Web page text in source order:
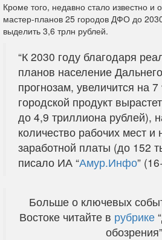
Кроме того, недавно стало известно и
мастер-планов 25 городов ДФО до
выделить 3,6 трлн рублей.
“К 2030 году благодаря
планов население
прогнозам, увеличится на
городской продукт
до 4,9 триллиона рублей),
количество рабочих мест и
заработной платы (до 152
писало ИА “Амур.Инфо”
Больше о ключевых
Востоке читайте в рубрике